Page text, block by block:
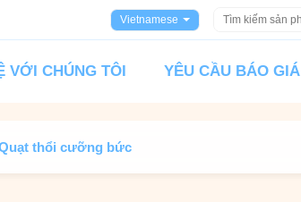
Vietnamese
VỚI CHÚNG TÔI YÊU CẦU BÁO GIÁ
thổi cưỡng bức